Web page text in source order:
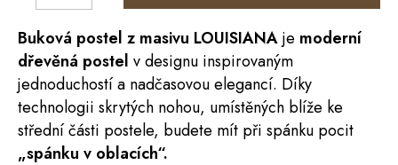
Buková postel z masivu LOUISIANAje moderní
dřevěná postel v designu inspirovaným
jednoduchostí a nadčasovou elegancí. Díky
technologii skrytých nohou, umístěných blíže ke
střední části postele, budete mít při spánku pocit
„spánku v oblacích“.